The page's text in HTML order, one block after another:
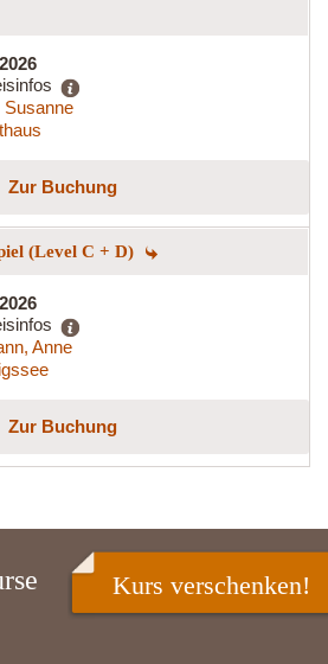
Susanne
Zur Buchung
(Level C + D)
Anne
Zur Buchung
Kurs verschenken!